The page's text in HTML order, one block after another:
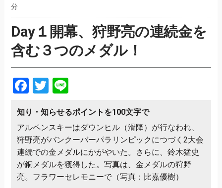
分
Day１開幕、狩野亮の連続金を
含む３つのメダル！
Facebook
Twitter
Line
知り・知らせるポイントを100文字で
アルペンスキーはダウンヒル（滑降）が行なわれ、
狩野亮がバンクーバーパラリンピックにつづく2大会
連続での金メダルにかがやいた。さらに、鈴木猛史
が銅メダルを獲得した。写真は、金メダルの狩野
亮。フラワーセレモニーで（写真：比嘉優樹）